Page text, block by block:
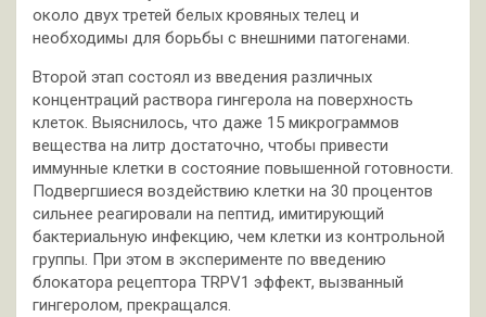
около двух третей белых кровяных телец и
необходимы для борьбы с внешними патогенами.
Второй этап состоял из введения различных
концентраций раствора гингерола на поверхность
клеток. Выяснилось, что даже 15 микрограммов
вещества на литр достаточно, чтобы привести
иммунные клетки в состояние повышенной готовности.
Подвергшиеся воздействию клетки на 30 процентов
сильнее реагировали на пептид, имитирующий
бактериальную инфекцию, чем клетки из контрольной
группы. При этом в эксперименте по введению
блокатора рецептора TRPV1 эффект, вызванный
гингеролом, прекращался.